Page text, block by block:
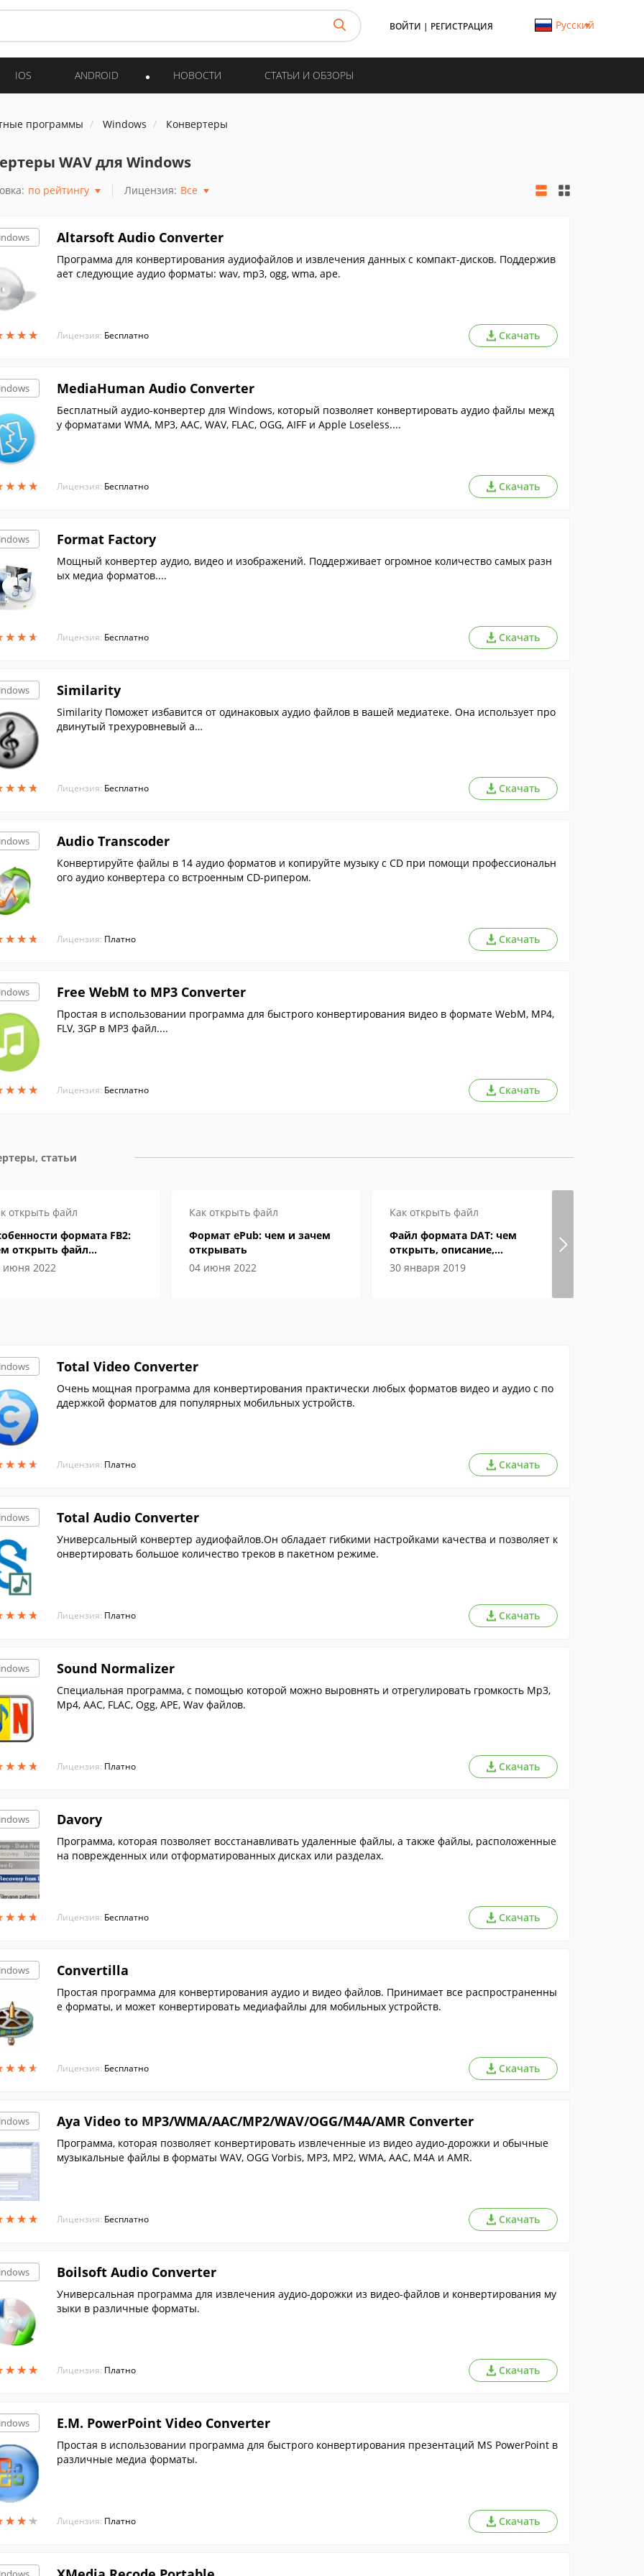
ВОЙТИ | РЕГИСТРАЦИЯ Русский
IOS ANDROID НОВОСТИ СТАТЬИ И ОБЗОРЫ
программы Windows Конвертеры
WAV для Windows
по рейтингу Лицензия: Все
★★★
★★★
Altarsoft Audio Converter
Программа для конвертирования аудиофайлов и извлечения данных с компакт-дисков. Поддержив
ает следующие аудио форматы: wav, mp3, ogg, wma, ape.
Лицензия: Бесплатно Скачать
★★★
★★★
MediaHuman Audio Converter
Бесплатный аудио-конвертер для Windows, который позволяет конвертировать аудио файлы межд
у форматами WMA, MP3, AAC, WAV, FLAC, OGG, AIFF и Apple Loseless....
Лицензия: Бесплатно Скачать
★★★
★★★
Format Factory
Мощный конвертер аудио, видео и изображений. Поддерживает огромное количество самых разн
ых медиа форматов....
Лицензия: Бесплатно Скачать
★★★
★★★
Similarity
Similarity Поможет избавится от одинаковых аудио файлов в вашей медиатеке. Она использует про
двинутый трехуровневый а…
Лицензия: Бесплатно Скачать
★★★
★★★
Audio Transcoder
Конвертируйте файлы в 14 аудио форматов и копируйте музыку с CD при помощи профессиональн
ого аудио конвертера со встроенным CD-рипером.
Лицензия: Платно Скачать
★★★
★★★
Free WebM to MP3 Converter
Простая в использовании программа для быстрого конвертирования видео в формате WebM, MP4,
FLV, 3GP в MP3 файл....
Лицензия: Бесплатно Скачать
статьи
открыть файл
формата FB2:
открыть файл
книги
июня 2022
Как открыть файл
Формат ePub: чем и зачем
открывать
04 июня 2022
Как открыть файл
Файл формата DAT: чем
открыть, описание,
особенности
30 января 2019
★★★
★★★
Total Video Converter
Очень мощная программа для конвертирования практически любых форматов видео и аудио с по
ддержкой форматов для популярных мобильных устройств.
Лицензия: Платно Скачать
★★★
★★★
Total Audio Converter
Универсальный конвертер аудиофайлов.Он обладает гибкими настройками качества и позволяет к
онвертировать большое количество треков в пакетном режиме.
Лицензия: Платно Скачать
★★★
★★★
Sound Normalizer
Специальная программа, с помощью которой можно выровнять и отрегулировать громкость Mp3,
Mp4, AAC, FLAC, Ogg, APE, Wav файлов.
Лицензия: Платно Скачать
★★★
★★★
Davory
Программа, которая позволяет восстанавливать удаленные файлы, а также файлы, расположенные
на поврежденных или отформатированных дисках или разделах.
Лицензия: Бесплатно Скачать
★★★
★★★
Convertilla
Простая программа для конвертирования аудио и видео файлов. Принимает все распространенны
е форматы, и может конвертировать медиафайлы для мобильных устройств.
Лицензия: Бесплатно Скачать
★★★
★★★
Aya Video to MP3/WMA/AAC/MP2/WAV/OGG/M4A/AMR Converter
Программа, которая позволяет конвертировать извлеченные из видео аудио-дорожки и обычные
музыкальные файлы в форматы WAV, OGG Vorbis, MP3, MP2, WMA, AAC, M4A и AMR.
Лицензия: Бесплатно Скачать
★★★
★★★
Boilsoft Audio Converter
Универсальная программа для извлечения аудио-дорожки из видео-файлов и конвертирования му
зыки в различные форматы.
Лицензия: Платно Скачать
★★★
★★★
E.M. PowerPoint Video Converter
Простая в использовании программа для быстрого конвертирования презентаций MS PowerPoint в
различные медиа форматы.
Лицензия: Платно Скачать